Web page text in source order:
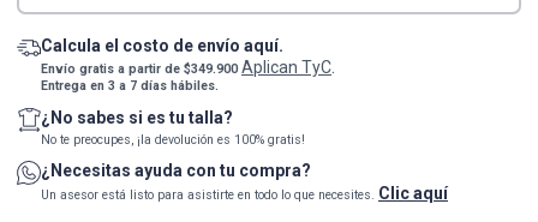
Calcula el costo de envío aquí.
Envío gratis a partir de $349.900Aplican TyC.
Entrega en 3 a 7 días hábiles.
¿No sabes si es tu talla?
No te preocupes, ¡la devolución es 100% gratis!
¿Necesitas ayuda con tu compra?
Un asesor está listo para asistirte en todo lo que necesites. Clic aquí